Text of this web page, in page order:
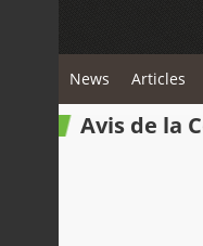
News Articles
Avis de la